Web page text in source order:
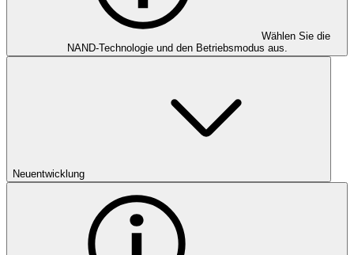
Wählen Sie die
NAND-Technologie und den Betriebsmodus aus.
Neuentwicklung